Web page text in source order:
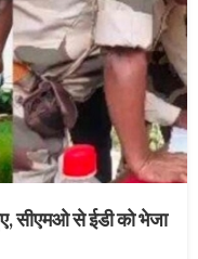
सीएमओ से ईडी को भेजा